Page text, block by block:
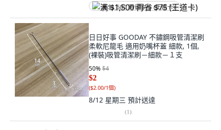
满 $1,500 再省 $75 (王道卡)
日日好事 GOODAY 不鏽鋼吸管清潔刷
柔軟尼龍毛 適用奶嘴杯蓋 細款, 1個,
(裸裝)吸管清潔刷－細款－１支
50%$4
$2
($2.00/1個)
8/12 星期三 預計送達
(1)